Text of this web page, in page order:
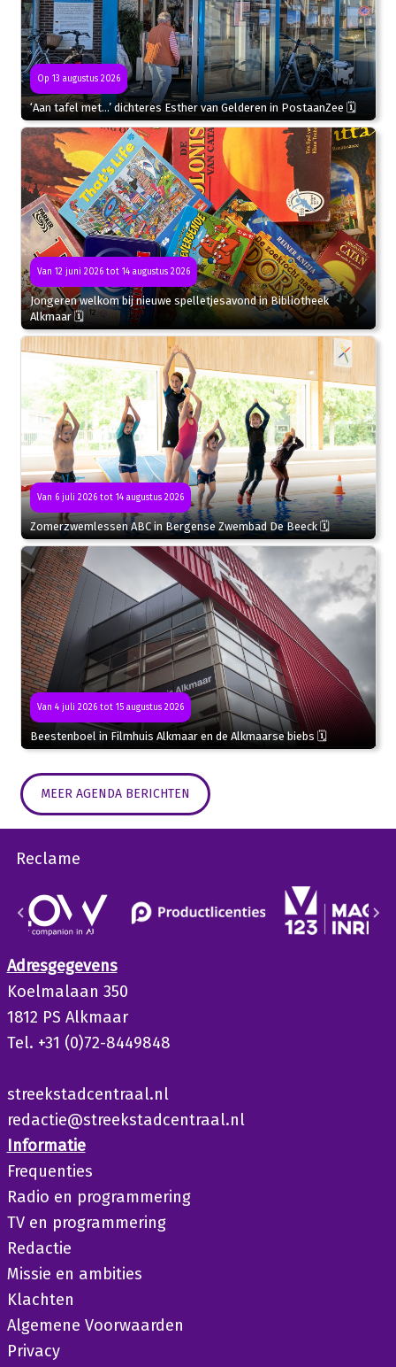
Op 13 augustus 2026
‘Aan tafel met…’ dichteres Esther van Gelderen in PostaanZee 🗓
Van 12 juni 2026 tot 14 augustus 2026
Jongeren welkom bij nieuwe spelletjesavond in Bibliotheek
Alkmaar 🗓
Van 6 juli 2026 tot 14 augustus 2026
Zomerzwemlessen ABC in Bergense Zwembad De Beeck 🗓
Van 4 juli 2026 tot 15 augustus 2026
Beestenboel in Filmhuis Alkmaar en de Alkmaarse biebs 🗓
MEER AGENDA BERICHTEN
Reclame
Adresgegevens
Koelmalaan 350
1812 PS Alkmaar
Tel. +31 (0)72-8449848
streekstadcentraal.nl
redactie@streekstadcentraal.nl
Informatie
Frequenties
Radio en programmering
TV en programmering
Redactie
Missie en ambities
Klachten
Algemene Voorwaarden
Privacy